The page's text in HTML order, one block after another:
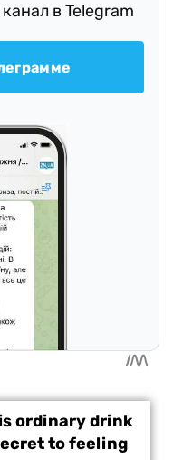
в Telegram